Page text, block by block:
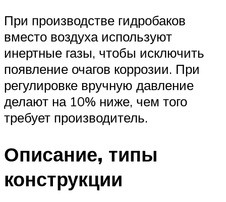
При производстве гидробаков
вместо воздуха используют
инертные газы, чтобы исключить
появление очагов коррозии. При
регулировке вручную давление
делают на 10% ниже, чем того
требует производитель.
Описание, типы
конструкции